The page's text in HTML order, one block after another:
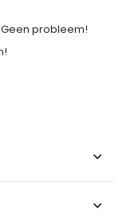
probleem!